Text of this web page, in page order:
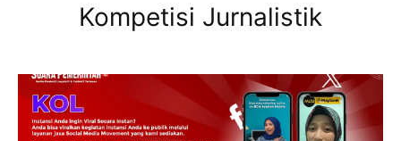
Kompetisi Jurnalistik